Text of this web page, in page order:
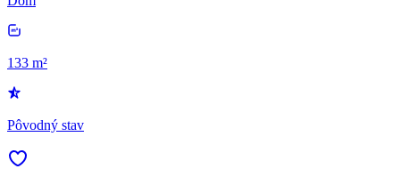
133 m²
Pôvodný stav